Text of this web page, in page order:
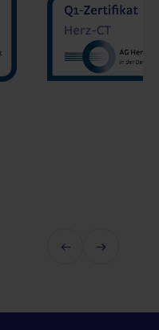
MVZ
Sakher
MVZ Radnet